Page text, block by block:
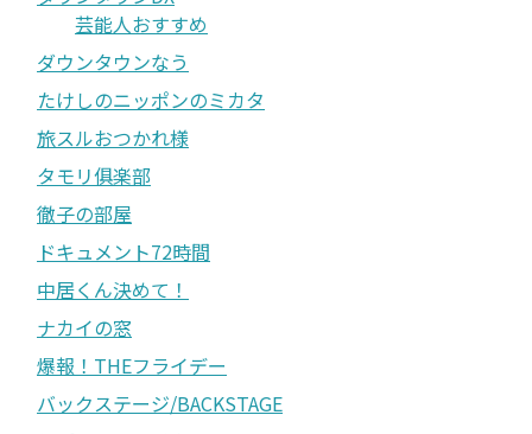
芸能人おすすめ
ダウンタウンなう
たけしのニッポンのミカタ
旅スルおつかれ様
タモリ俱楽部
徹子の部屋
ドキュメント72時間
中居くん決めて！
ナカイの窓
爆報！THEフライデー
バックステージ/BACKSTAGE